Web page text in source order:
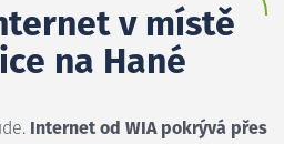
v místě
na Hané
Internet od WIA pokrývá přes